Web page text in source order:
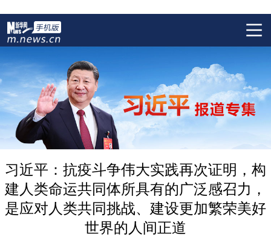
习近平：抗疫斗争伟大实践再次证明，构
建人类命运共同体所具有的广泛感召力，
是应对人类共同挑战、建设更加繁荣美好
世界的人间正道